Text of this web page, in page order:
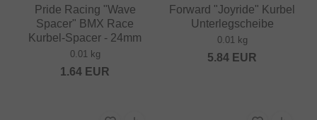
Pride Racing "Wave
Spacer" BMX Race
Kurbel-Spacer - 24mm
0.01 kg
1.64 EUR
Forward "Joyride" Kurbel
Unterlegscheibe
0.01 kg
5.84 EUR